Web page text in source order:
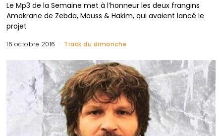
Le Mp3 de la Semaine met à l’honneur les deux frangins
Amokrane de Zebda, Mouss & Hakim, qui avaient lancé le
projet
16 octobre 2016 Track du dimanche